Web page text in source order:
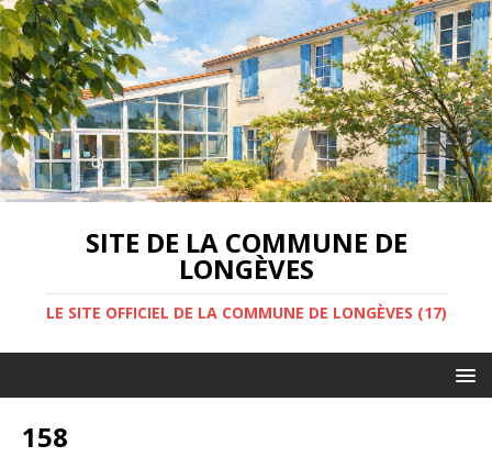
SITE DE LA COMMUNE DE
LONGÈVES
LE SITE OFFICIEL DE LA COMMUNE DE LONGÈVES (17)
158